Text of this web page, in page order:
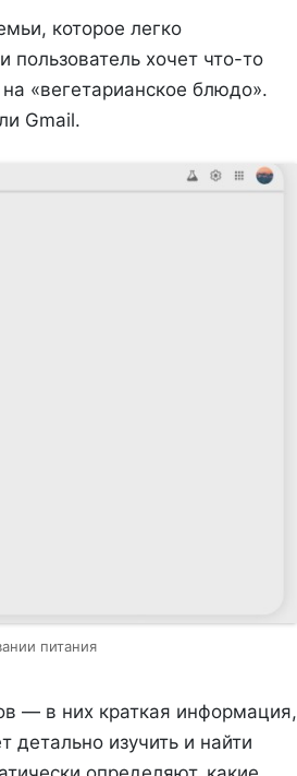
которое легко
пользователь хочет что-то
«вегетарианское блюдо».
Gmail.
питания
— в них краткая информация,
детально изучить и найти